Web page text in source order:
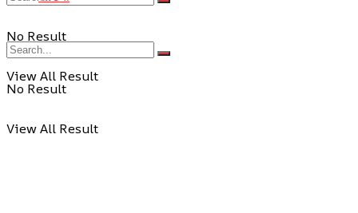
No Result
View All Result
No Result
View All Result